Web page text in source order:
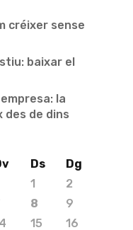
créixer sense
baixar el
la
des de dins
Ds
Dg
1
2
8
9
15 16